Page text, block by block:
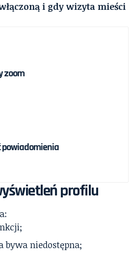
i gdy wizyta mieści
zoom
powiadomienia
profilu
niedostępna;